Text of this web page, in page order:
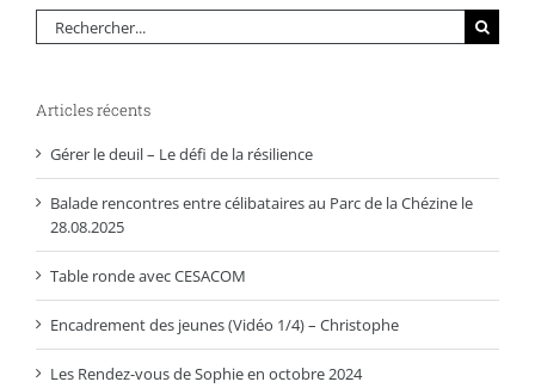
Rechercher:
Articles récents
Gérer le deuil – Le défi de la résilience
Balade rencontres entre célibataires au Parc de la Chézine le
28.08.2025
Table ronde avec CESACOM
Encadrement des jeunes (Vidéo 1/4) – Christophe
Les Rendez-vous de Sophie en octobre 2024